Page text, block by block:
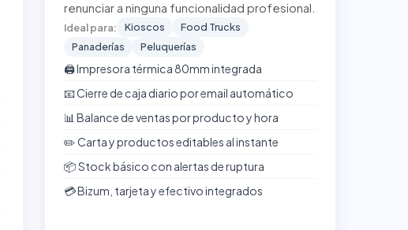
renunciar a ninguna funcionalidad profesional.
Ideal para: Kioscos
Food Trucks
Panaderías
Peluquerías
🖨️ Impresora térmica 80mm integrada
📧 Cierre de caja diario por email automático
📊 Balance de ventas por producto y hora
✏️ Carta y productos editables al instante
📦 Stock básico con alertas de ruptura
💳 Bizum, tarjeta y efectivo integrados